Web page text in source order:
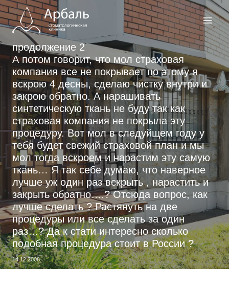
Перейти
к
содержимому
продолжение 2
А потом говорит, что мол страховая
компания все не покрывает по этому я
вскрою 4 десны, сделаю чистку внутри и
закрою обратно. А нарашивать
синтетическую ткань не буду так как
страховая компания не покрыла эту
процедуру. Вот мол в следуйщем году у
тебя будет свежий страховой план и мы
мол тогда вскроем и нарастим эту самую
ткань… Я так себе думаю, что наверное
лучше уж один раз вскрыть , нарастить и
закрыть обратно….? Отсюда вопрос, как
лучше сделать ? Растянуть на две
процедуры или все сделать за один
раз…? Да к стати интересно сколько
подобная процедура стоит в России ?
14.12.2008